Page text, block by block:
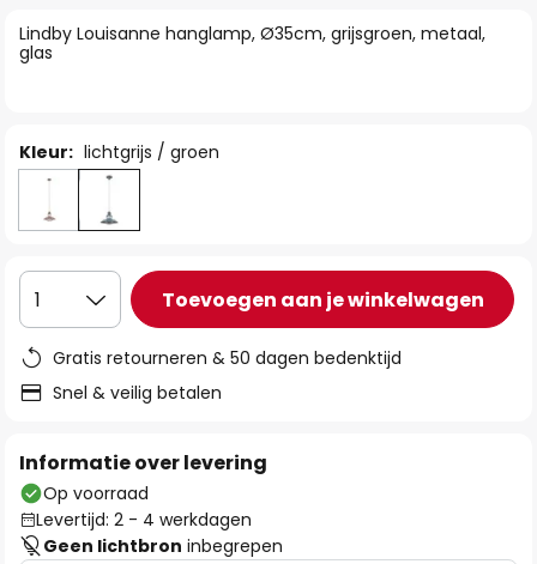
de
afbeeldingen-
Lindby Louisanne hanglamp, Ø35cm, grijsgroen, metaal,
glas
Kleur: lichtgrijs / groen
1 Toevoegen aan je winkelwagen
Gratis retourneren & 50 dagen bedenktijd
Snel & veilig betalen
Informatie over levering
Op voorraad
Levertijd: 2 - 4 werkdagen
Geen lichtbron inbegrepen